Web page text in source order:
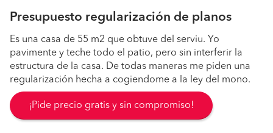
Presupuesto regularización de planos
Es una casa de 55 m2 que obtuve del serviu. Yo
pavimente y teche todo el patio, pero sin interferir la
estructura de la casa. De todas maneras me piden una
regularización hecha a cogiendome a la ley del mono.
¡Pide precio gratis y sin compromiso!